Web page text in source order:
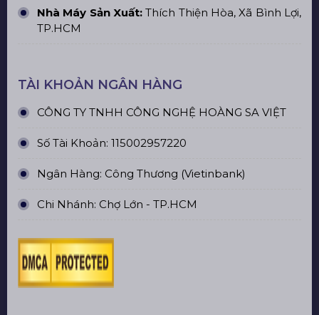
Nhà Máy Sản Xuất: Thích Thiện Hòa, Xã Bình Lợi,
TP.HCM
TÀI KHOẢN NGÂN HÀNG
CÔNG TY TNHH CÔNG NGHỆ HOÀNG SA VIỆT
Số Tài Khoản: 115002957220
Ngân Hàng: Công Thương (Vietinbank)
Chi Nhánh: Chợ Lớn - TP.HCM